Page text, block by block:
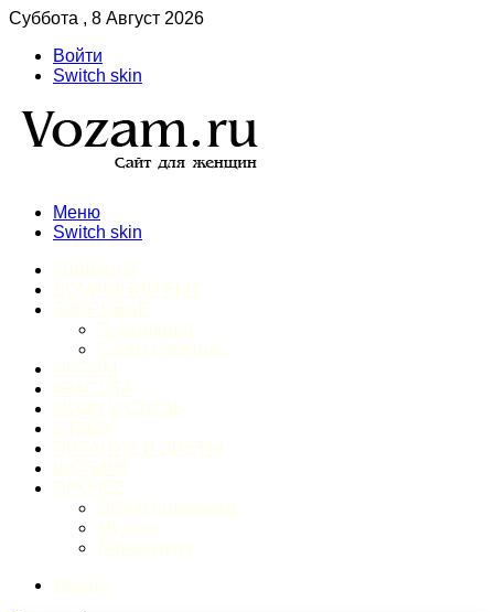
Суббота , 8 Август 2026
Войти
Switch skin
Меню
Switch skin